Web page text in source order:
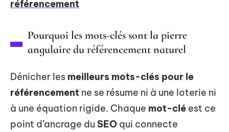
référencement
Pourquoi les mots-clés sont la pierre
angulaire du référencement naturel
Dénicher les meilleurs mots-clés pour le
référencement ne se résume ni à une loterie ni
à une équation rigide. Chaque mot-clé est ce
point d’ancrage du SEO qui connecte